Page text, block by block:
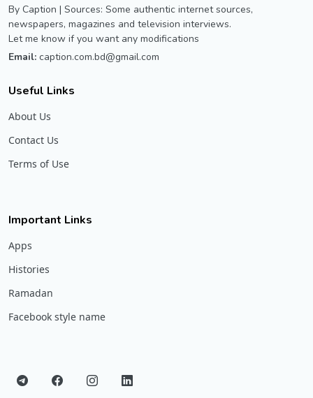
By Caption | Sources: Some authentic internet sources,
newspapers, magazines and television interviews.
Let me know if you want any modifications
Email: caption.com.bd@gmail.com
Useful Links
About Us
Contact Us
Terms of Use
Important Links
Apps
Histories
Ramadan
Facebook style name